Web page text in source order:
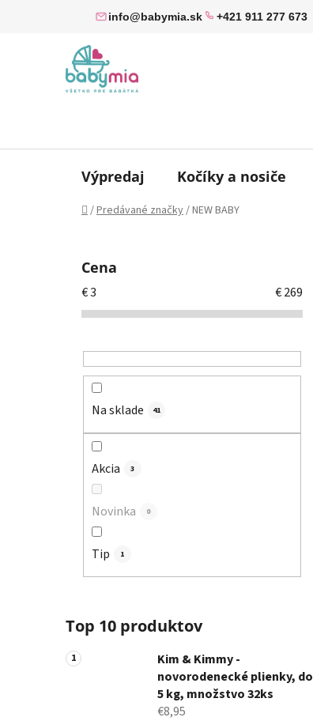
info@babymia.sk +421 911 277 673
Výpredaj Kočíky a nosiče
Domov
/Predávané značky/NEW BABY
Cena
€3 €269
Na sklade 41
Akcia 3
Novinka 0
Tip 1
Top 10 produktov
Kim & Kimmy -
novorodenecké plienky, do
5 kg, množstvo 32ks
€8,95